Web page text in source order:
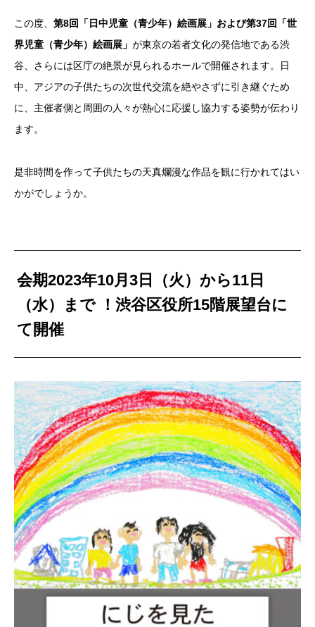
この度、 第8回「日中児童（青少年）絵画展」および第37回「世
界児童（青少年）絵画展」 が東京の若者文化の発信地である渋
谷、さらには区庁の絶景が見られるホールで開催されます。日
中、アジアの子供たちの次世代交流を絶やさずに引き継ぐため
に、主催者側と周囲の人々が熱心に応援し協力する姿勢が伝わり
ます。
是非時間を作って子供たちの天真爛漫な作品を観に行かれてはい
かがでしょうか。
会期2023年10月3日（火）から11日
（水）まで ！渋谷区役所15階展望台に
て開催